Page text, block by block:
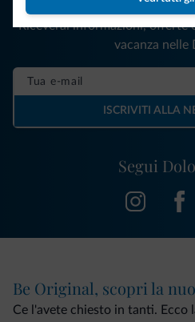
Segui
Riceverai informazioni, offerte
vacanza nelle
ISCRIVITI ALLA
Be Original, scopri la
Ce l'avete chiesto in tanti. Ecco